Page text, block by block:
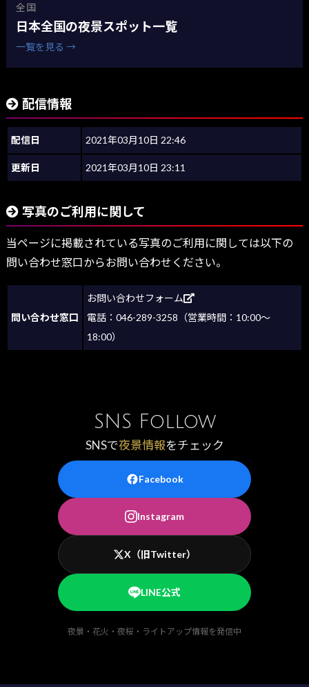
全国
日本全国の夜景スポット一覧
一覧を見る →
配信情報
配信日 2021年03月10日 22:46
更新日 2021年03月10日 23:11
写真のご利用に関して
当ページに掲載されている写真のご利用に関しては以下の
問い合わせ窓口からお問い合わせください。
問い合わせ窓口
お問い合わせフォーム
電話：046-289-3258（営業時間：10:00～
18:00）
SNS Follow
SNSで夜景情報をチェック
Facebook
Instagram
X（旧Twitter）
LINE公式
夜景・花火・夜桜・ライトアップ情報を発信中